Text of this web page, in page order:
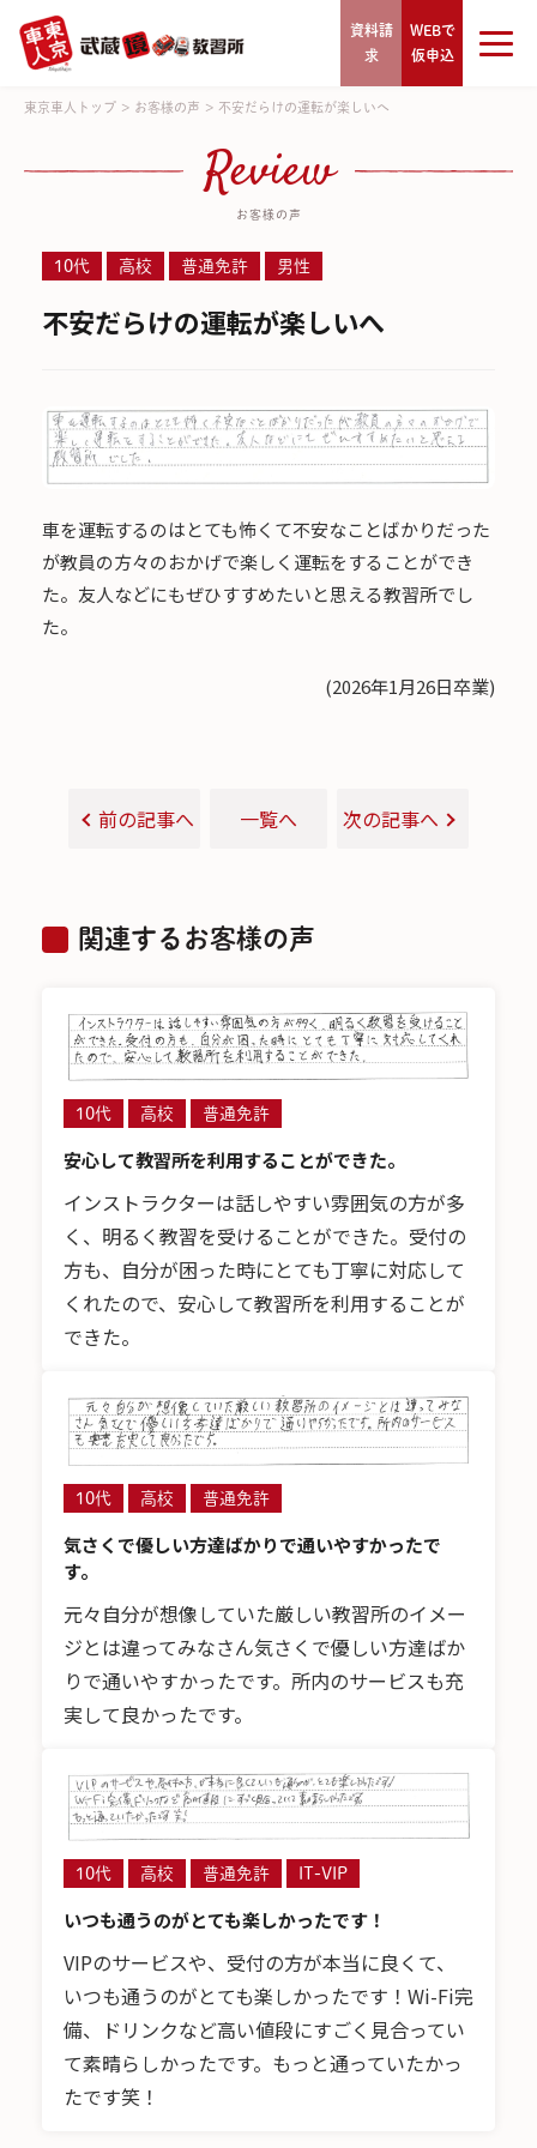
資料請
求
WEBで
仮申込
東京車人トップ > お客様の声 > 不安だらけの運転が楽しいへ
Review
お客様の声
10代 高校 普通免許 男性
不安だらけの運転が楽しいへ
車を運転するのはとても怖くて不安なことばかりだった
が教員の方々のおかげで楽しく運転をすることができ
た。友人などにもぜひすすめたいと思える教習所でし
た。
(2026年1月26日卒業)
前の記事へ 一覧へ 次の記事へ
関連するお客様の声
10代 高校 普通免許
安心して教習所を利用することができた。
インストラクターは話しやすい雰囲気の方が多
く、明るく教習を受けることができた。受付の
方も、自分が困った時にとても丁寧に対応して
くれたので、安心して教習所を利用することが
できた。
10代 高校 普通免許
気さくで優しい方達ばかりで通いやすかったで
す。
元々自分が想像していた厳しい教習所のイメー
ジとは違ってみなさん気さくで優しい方達ばか
りで通いやすかったです。所内のサービスも充
実して良かったです。
10代 高校 普通免許 IT-VIP
いつも通うのがとても楽しかったです！
VIPのサービスや、受付の方が本当に良くて、
いつも通うのがとても楽しかったです！Wi-Fi完
備、ドリンクなど高い値段にすごく見合ってい
て素晴らしかったです。もっと通っていたかっ
たです笑！